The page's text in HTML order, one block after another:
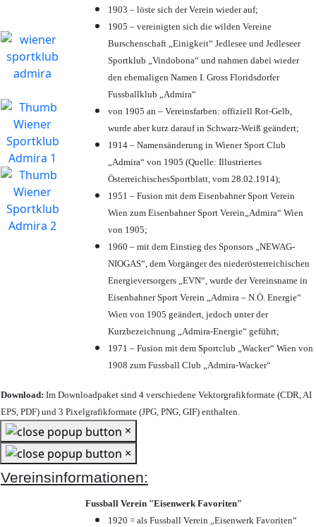
1903 – löste sich der Verein wieder auf;
1905 – vereinigten sich die wilden Vereine
Burschenschaft „Einigkeit“ Jedlesee und Jedleseer
Sportklub „Vindobona“ und nahmen dabei wieder
den ehemaligen Namen I. Gross Floridsdorfer
Fussballklub „Admira“
von 1905 an – Vereinsfarben: offiziell Rot-Gelb,
wurde aber kurz darauf in Schwarz-Weiß geändert;
1914 – Namensänderung in Wiener Sport Club
„Admira“ von 1905 (Quelle: Illustriertes
ÖsterreichischesSportblatt, vom 28.02.1914);
1951 – Fusion mit dem Eisenbahner Sport Verein
Wien zum Eisenbahner Sport Verein„Admira“ Wien
von 1905;
1960 – mit dem Einstieg des Sponsors „NEWAG-
NIOGAS“, dem Vorgänger des niederösterreichischen
Energieversorgers „EVN“, wurde der Vereinsname in
Eisenbahner Sport Verein „Admira – N.Ö. Energie“
Wien von 1905 geändert, jedoch unter der
Kurzbezeichnung „Admira-Energie“ geführt;
1971 – Fusion mit dem Sportclub „Wacker“ Wien von
1908 zum Fussball Club „Admira-Wacker“
Download: Im Downloadpaket sind 4 verschiedene Vektorgrafikformate (CDR, AI
EPS, PDF) und 3 Pixelgrafikformate (JPG, PNG, GIF) enthalten.
×
×
Vereinsinformationen:
Fussball Verein "Eisenwerk Favoriten"
1920 = als Fussball Verein „Eisenwerk Favoriten“